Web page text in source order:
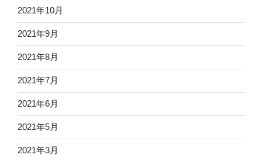
2021年10月
2021年9月
2021年8月
2021年7月
2021年6月
2021年5月
2021年3月